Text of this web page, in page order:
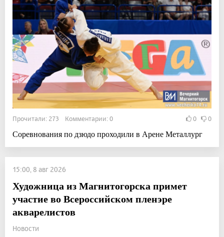
Прочитали: 273 Комментарии: 0 0 0
Соревнования по дзюдо проходили в Арене Металлург
15:00, 8 авг 2026
Художница из Магнитогорска примет
участие во Всероссийском пленэре
акварелистов
Новости